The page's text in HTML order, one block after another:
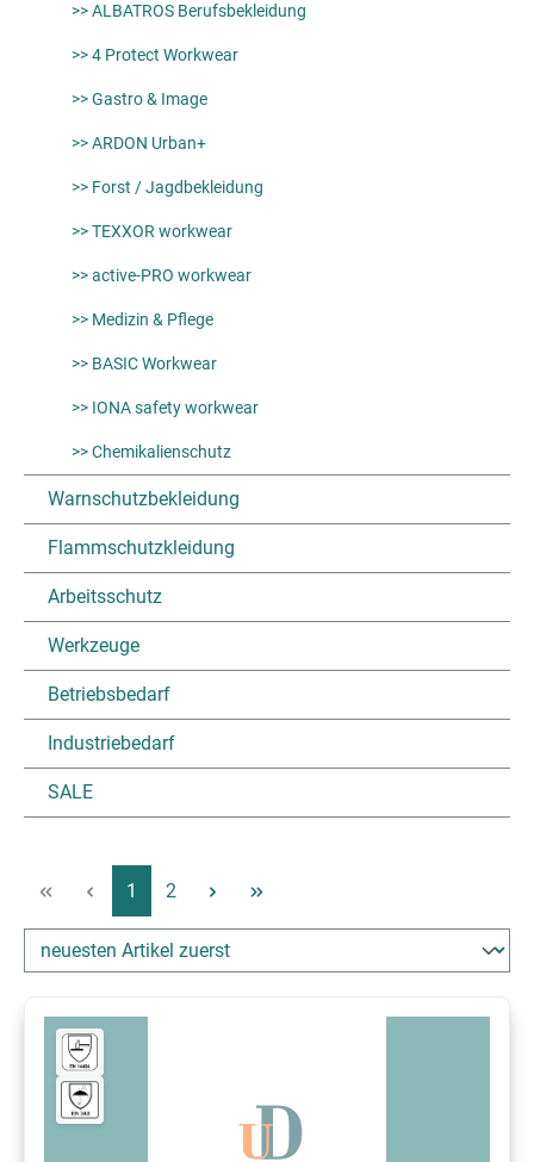
>> ALBATROS Berufsbekleidung
>> 4 Protect Workwear
>> Gastro & Image
>> ARDON Urban+
>> Forst / Jagdbekleidung
>> TEXXOR workwear
>> active-PRO workwear
>> Medizin & Pflege
>> BASIC Workwear
>> IONA safety workwear
>> Chemikalienschutz
Warnschutzbekleidung
Flammschutzkleidung
Arbeitsschutz
Werkzeuge
Betriebsbedarf
Industriebedarf
SALE
Pagina
1 Pagina
2